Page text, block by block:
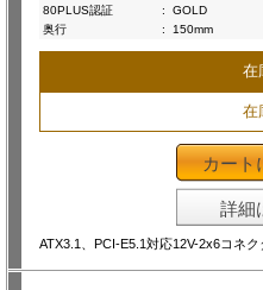
80PLUS認証
:
GOLD
奥行
: 150mm
在
在
カート
詳細
ATX3.1、PCI-E5.1対応12V-2x6コネ